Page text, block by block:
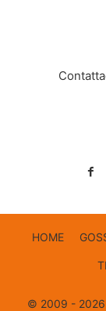
HOME
© 2009 - 2026